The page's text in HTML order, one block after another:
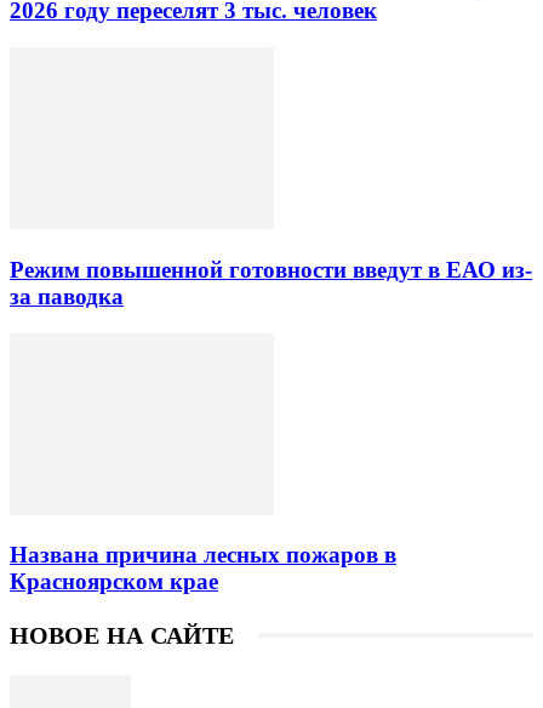
2026 году переселят 3 тыс. человек
Режим повышенной готовности введут в ЕАО из-
за паводка
Названа причина лесных пожаров в
Красноярском крае
НОВОЕ НА САЙТЕ